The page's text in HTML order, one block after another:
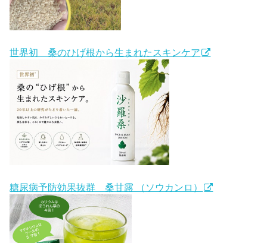
世界初 桑のひげ根から生まれたスキンケア
糖尿病予防効果抜群 桑甘露 （ソウカンロ）